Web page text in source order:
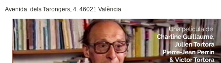
Avenida dels Tarongers, 4. 46021 València